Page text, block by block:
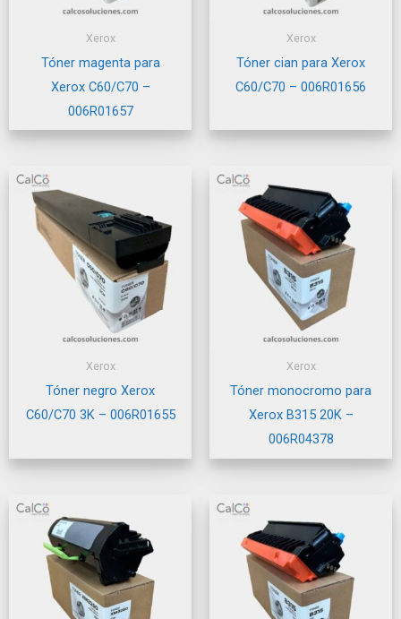
Xerox
Tóner magenta para
Xerox C60/C70 –
006R01657
Xerox
Tóner cian para Xerox
C60/C70 – 006R01656
Xerox
Tóner negro Xerox
C60/C70 3K – 006R01655
Xerox
Tóner monocromo para
Xerox B315 20K –
006R04378